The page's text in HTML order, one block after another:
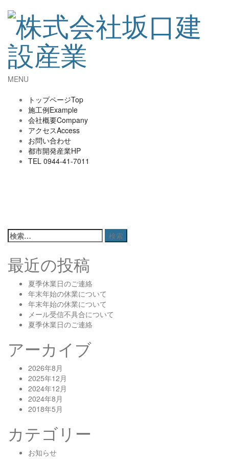
MENU
トップページTop
施工例Example
会社概要Company
アクセスAccess
お問い合わせ
都市開発産業HP
TEL 0944-41-7011
検
索:
最近の投稿
夏季休業日のご連絡
年末年始の休業について
年末年始の休業について
メール受信不具合について
夏季休業日のご連絡
アーカイブ
2026年8月
2025年12月
2024年12月
2024年8月
2018年5月
カテゴリー
お知らせ